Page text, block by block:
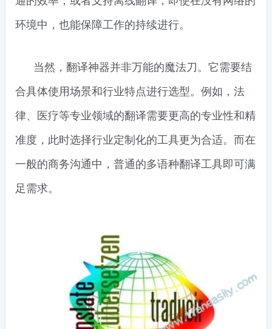
环境中，也能保障工作的持续进行。
当然，翻译神器并非万能的魔法刀。它需要结
合具体使用场景和行业特点进行选型。例如，法
律、医疗等专业领域的翻译需要更高的专业性和精
准度，此时选择行业定制化的工具更为合适。而在
一般的商务沟通中，普通的多语种翻译工具即可满
足需求。